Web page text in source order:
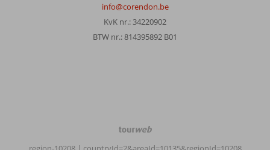
info@corendon.be
KvK nr.: 34220902
BTW nr.: 814395892 B01
TourWeb